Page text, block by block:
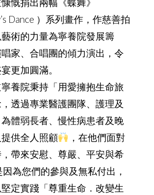
Dance ）系列畫作，作慈善拍
術的力量為寧養院發展籌
家、合唱團的傾力演出，令
更加圓滿。
養院秉持「用愛擁抱生命旅
透過專業醫護團隊、護理及
體弱長者、慢性病患者及晚
供全人照顧
，在他們面對
帶來安慰、尊嚴、平安與希
因為您們的參與及無私付出，
定實踐「尊重生命．改變生